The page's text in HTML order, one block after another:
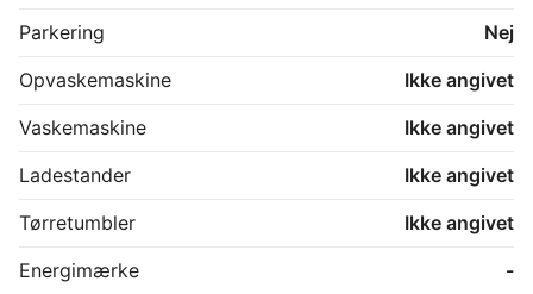
Parkering
Nej
Opvaskemaskine
Ikke angivet
Vaskemaskine
Ikke angivet
Ladestander
Ikke angivet
Tørretumbler
Ikke angivet
Energimærke
-